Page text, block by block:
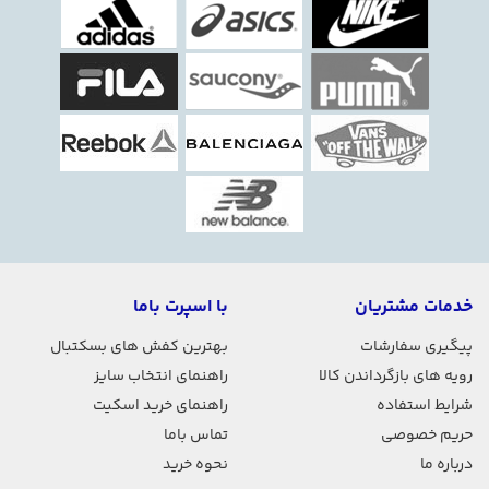
خدمات مشتریان
پیگیری سفارشات
رویه های بازگرداندن کالا
شرایط استفاده
حریم خصوصی
درباره ما
با اسپرت باما
بهترین کفش های بسکتبال
راهنمای انتخاب سایز
راهنمای خرید اسکیت
تماس باما
نحوه خرید